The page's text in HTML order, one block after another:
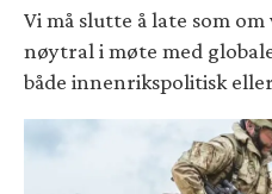
Vi må slutte å late som
nøytral i møte med
både innenrikspolitisk